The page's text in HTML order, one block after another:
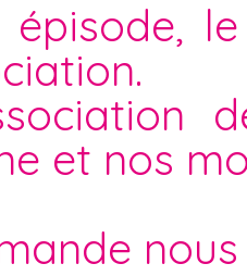
et nos